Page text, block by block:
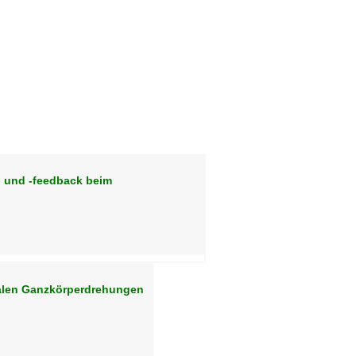
-feedback beim
Ganzkörperdrehungen